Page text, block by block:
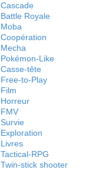
Cascade
Battle Royale
Moba
Coopération
Mecha
Pokémon-Like
Casse-tête
Free-to-Play
Film
Horreur
FMV
Survie
Exploration
Livres
Tactical-RPG
Twin-stick shooter